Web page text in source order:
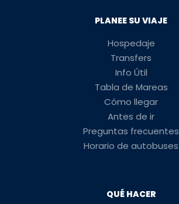
PLANEE SU VIAJE
Hospedaje
Transfers
Info Útil
Tabla de Mareas
Cómo llegar
Antes de ir
Preguntas frecuentes
Horario de autobuses
QUÉ HACER